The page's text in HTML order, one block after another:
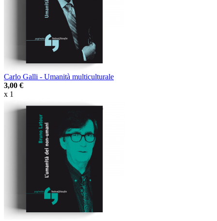
Carlo Galli - Umanità multiculturale
3,00 €
x 1